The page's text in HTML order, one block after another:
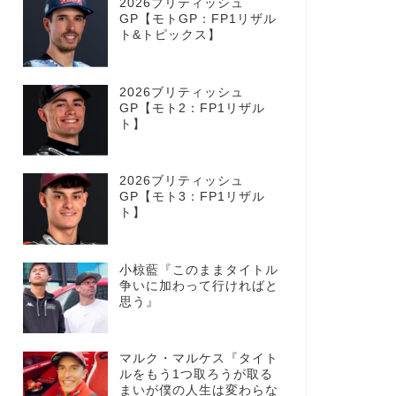
2026ブリティッシュ
GP【モトGP：FP1リザル
ト&トピックス】
2026ブリティッシュ
GP【モト2：FP1リザル
ト】
2026ブリティッシュ
GP【モト3：FP1リザル
ト】
小椋藍『このままタイトル
争いに加わって行ければと
思う』
マルク・マルケス『タイト
ルをもう1つ取ろうが取る
まいが僕の人生は変わらな